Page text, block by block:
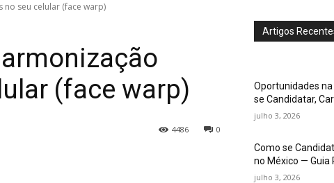
seu celular (face warp)
(face warp)
0
4486
Artigos
Oportunidades
se Candidatar,
julho 3, 2026
Como se
no México — Guia
julho 3, 2026